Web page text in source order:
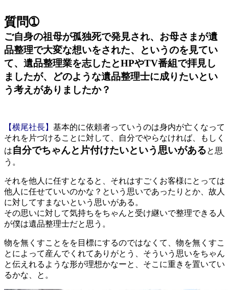
質問➀
ご自身の祖母が孤独死で発見され、お母さまが遺
品整理で大変な想いをされた、というのを見てい
て、遺品整理業を志したとHPやTV番組で拝見し
ましたが、どのような遺品整理士に成りたいとい
う考えがありましたか？
【横尾社長】 基本的に依頼者っていうのは身内が亡くなって
それを片づけることに対して、自分でやらなければ、もしく
は自分でちゃんと片付けたいという思いがあると思
う。
それを他人に任すとなると、それはすごくお客様にとっては
他人に任せていいのかな？という思いであったりとか、故人
に対してすまないという思いがある。
その思いに対して気持ちをちゃんと受け継いで整理できる人
が僕は遺品整理士だと思う。
物を無くすことをを目標にするのではなくて、物を無くすこ
とによって産んでくれてありがとう、そういう思いをちゃん
と伝えれるような形が理想かなーと、そこに重きを置いてい
るかな、と。